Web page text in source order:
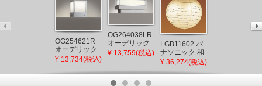
OG254621R
オーデリック
門柱灯 シルバ
ー LED（電球
色） 門灯 セン
¥ 13,734(税込)
OG264038LR
オーデリック
門柱灯 シルバ
サー付
¥ 13,759(税込)
LGB11602 パ
ナソニック 和
風ペンダント
¥ 36,274(税込)
ック LED(電球